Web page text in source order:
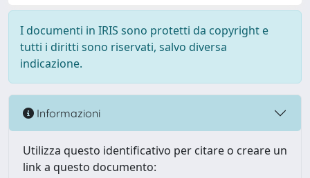
I documenti in IRIS sono protetti da copyright e
tutti i diritti sono riservati, salvo diversa
indicazione.
Informazioni
Utilizza questo identificativo per citare o creare un
link a questo documento: